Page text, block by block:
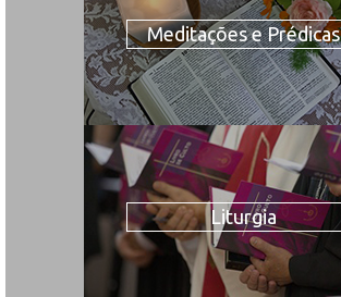
Meditações e Prédicas
Liturgia